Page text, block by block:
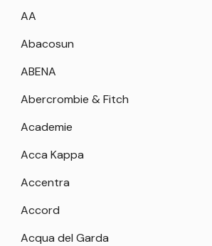
AA
Abacosun
ABENA
Abercrombie & Fitch
Academie
Acca Kappa
Accentra
Accord
Acqua del Garda